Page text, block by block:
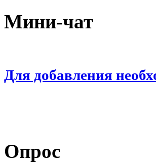
Мини-чат
Для добавления
Опрос